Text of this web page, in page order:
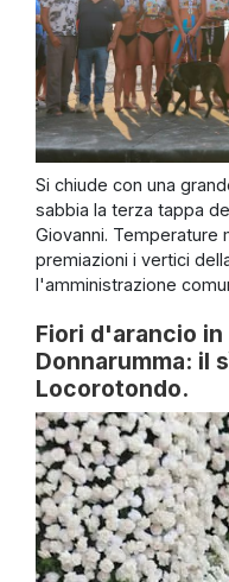
Si chiude con una
sabbia la terza tappa
Giovanni. Temperature
premiazioni i vertici
l'amministrazione
Fiori d'arancio in
Donnarumma: il
Locorotondo.